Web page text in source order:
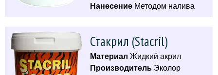
Нанесение Методом налива
Стакрил (Stacril)
Материал Жидкий акрил
Производитель Эколор